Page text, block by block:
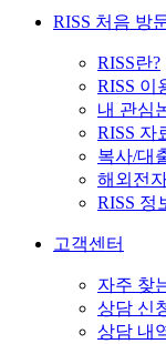
RISS 처음 방
RISS란?
RISS 이
내 관심
RISS 자
복사/대
해외전
RISS 정
고객센터
자주 찾
상담 신
상담 내